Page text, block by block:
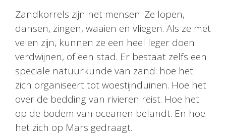
Zandkorrels zijn net mensen. Ze lopen,
dansen, zingen, waaien en vliegen. Als ze met
velen zijn, kunnen ze een heel leger doen
verdwijnen, of een stad. Er bestaat zelfs een
speciale natuurkunde van zand: hoe het
zich organiseert tot woestijnduinen. Hoe het
over de bedding van rivieren reist. Hoe het
op de bodem van oceanen belandt. En hoe
het zich op Mars gedraagt.